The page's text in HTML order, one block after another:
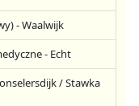
- Waalwijk
- Echt
/ Stawka